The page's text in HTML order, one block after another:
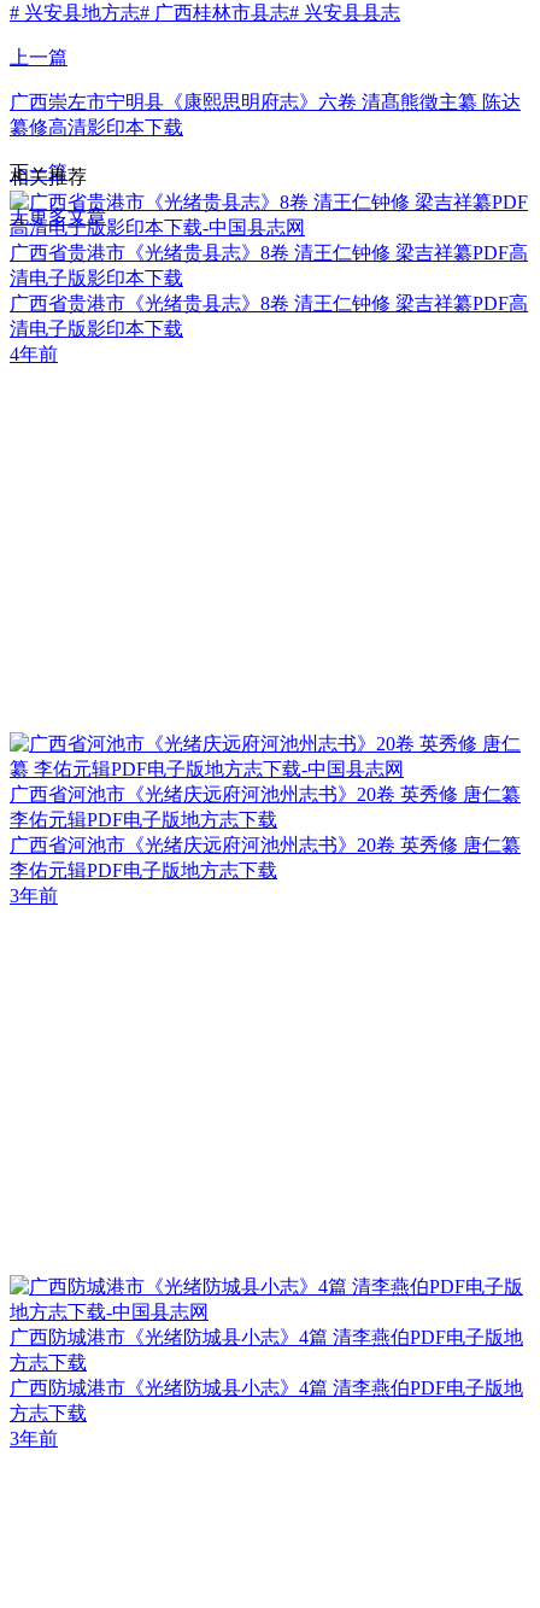
# 兴安县地方志# 广西桂林市县志# 兴安县县志
上一篇
广西崇左市宁明县《康熙思明府志》六卷 清髙熊徵主纂 陈达
纂修高清影印本下载
下一篇
无更多文章
相关推荐
广西省贵港市《光绪贵县志》8卷 清王仁钟修 梁吉祥纂PDF高
清电子版影印本下载
广西省贵港市《光绪贵县志》8卷 清王仁钟修 梁吉祥纂PDF高
清电子版影印本下载
4年前
广西省河池市《光绪庆远府河池州志书》20卷 英秀修 唐仁纂
李佑元辑PDF电子版地方志下载
广西省河池市《光绪庆远府河池州志书》20卷 英秀修 唐仁纂
李佑元辑PDF电子版地方志下载
3年前
广西防城港市《光绪防城县小志》4篇 清李燕伯PDF电子版地
方志下载
广西防城港市《光绪防城县小志》4篇 清李燕伯PDF电子版地
方志下载
3年前